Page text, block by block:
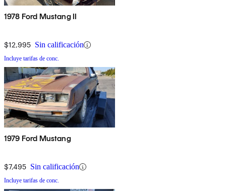
1978 Ford Mustang II
$12,995 Sin calificación
Incluye tarifas de conc.
1979 Ford Mustang
$7,495 Sin calificación
Incluye tarifas de conc.